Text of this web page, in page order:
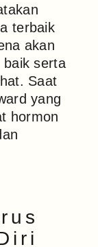
terbaik
akan
baik serta
Saat
yang
hormon